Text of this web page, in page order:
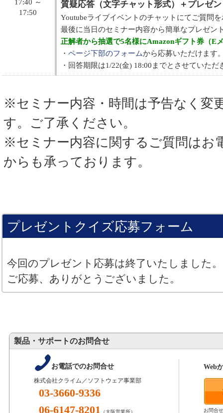
17:40 ～
17:50
質疑応答（文字チャット形式）＋プレゼ
Youtubeライブイベントのチャットにてご質問
最後に当日のセミナー内容から簡単なプレゼン
正解者から抽選で5名様にAmazonギフト券（E
・ページ下部のフォームから応募いただけます
・回答期限は1/22(金) 18:00までとさせていただ
※セミナー内容・時間は予告なく変
す。ご了承ください。
※セミナー内容に関するご質問はお
からも承っております。
プレゼントクイズ応募フォーム
今回のプレゼント応募は終了いたしました。
ご応募、ありがとうございました。
製品・サポートのお問合せ
お電話でのお問合せ
株式会社クライム／ソフトウェア事業部
03-3660-9336
06-6147-8201
Web
お問合